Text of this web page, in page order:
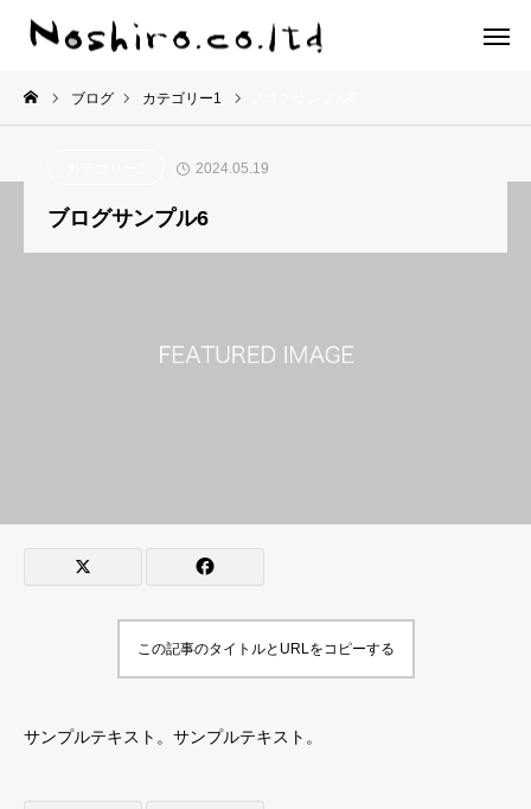
ブログ カテゴリー1
2024.05.19
ブログサンプル6
この記事のタイトルとURLをコピーする
サンプルテキスト。サンプルテキスト。